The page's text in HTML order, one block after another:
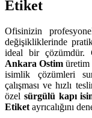
Etiket
Ofisinizin
değişikliklerinde
ideal bir çözümdür.
Ankara Ostim üretim
isimlik çözümleri
çalışması ve hızlı
özel sürgülü kapı
Etiket ayrıcalığını